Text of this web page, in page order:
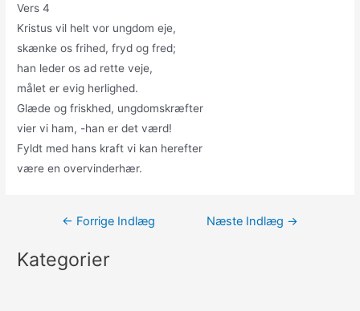
Vers 4
Kristus vil helt vor ungdom eje,
skænke os frihed, fryd og fred;
han leder os ad rette veje,
målet er evig herlighed.
Glæde og friskhed, ungdomskræfter
vier vi ham, -han er det værd!
Fyldt med hans kraft vi kan herefter
være en overvinderhær.
Indlægsnavigation
← Forrige Indlæg Næste Indlæg →
Kategorier